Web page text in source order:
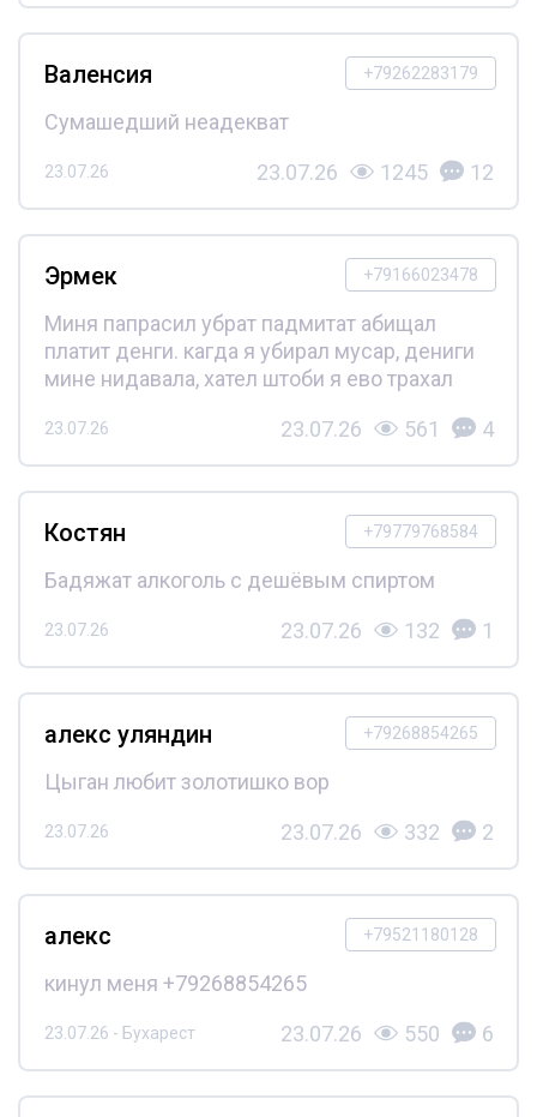
+79262283179
Валенсия
Сумашедший неадекват
23.07.26 23.07.26 1245 12
+79166023478
Эрмек
Миня папрасил убрат падмитат абищал
платит денги. кагда я убирал мусар, дениги
мине нидавала, хател штоби я ево трахал
23.07.26 23.07.26 561 4
+79779768584
Костян
Бадяжат алкоголь с дешёвым спиртом
23.07.26 23.07.26 132 1
+79268854265
алекс уляндин
Цыган любит золотишко вор
23.07.26 23.07.26 332 2
+79521180128
алекс
кинул меня +79268854265
23.07.26 - Бухарест 23.07.26 550 6